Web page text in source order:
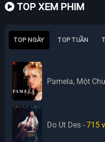
TOP XEM PHIM
TOP NGÀY TOP TUẦN
Pamela, Một
Do Ut Des - 715